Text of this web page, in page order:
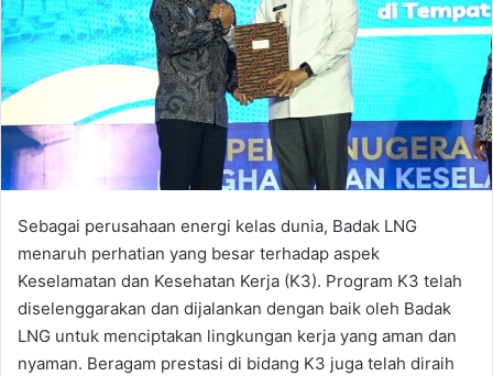
Sebagai perusahaan energi kelas dunia, Badak LNG
menaruh perhatian yang besar terhadap aspek
Keselamatan dan Kesehatan Kerja (K3). Program K3 telah
diselenggarakan dan dijalankan dengan baik oleh Badak
LNG untuk menciptakan lingkungan kerja yang aman dan
nyaman. Beragam prestasi di bidang K3 juga telah diraih